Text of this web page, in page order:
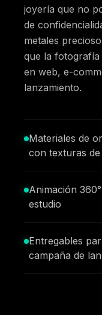
joyería que no
de
metales
que la
en web, e-
lanzamiento.
Materiales de
con texturas de
Animación
estudio
Entregables
campaña de